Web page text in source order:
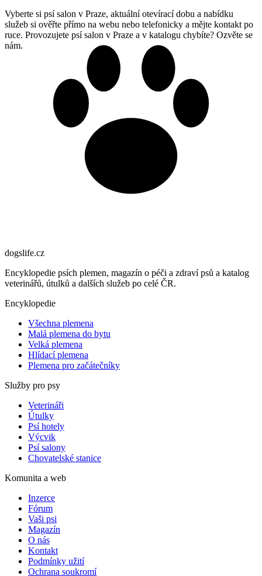
Vyberte si psí salon v Praze, aktuální otevírací dobu a nabídku
služeb si ověřte přímo na webu nebo telefonicky a mějte kontakt po
ruce. Provozujete psí salon v Praze a v katalogu chybíte? Ozvěte se
nám.
dogslife.cz
Encyklopedie psích plemen, magazín o péči a zdraví psů a katalog
veterinářů, útulků a dalších služeb po celé ČR.
Encyklopedie
Všechna plemena
Malá plemena do bytu
Velká plemena
Hlídací plemena
Plemena pro začátečníky
Služby pro psy
Veterináři
Útulky
Psí hotely
Výcvik
Psí salony
Chovatelské stanice
Komunita a web
Inzerce
Fórum
Vaši psi
Magazín
O nás
Kontakt
Podmínky užití
Ochrana soukromí